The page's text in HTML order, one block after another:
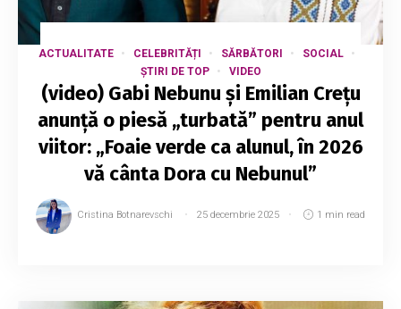
ACTUALITATE CELEBRITĂȚI SĂRBĂTORI
SOCIAL
ȘTIRI DE TOP
VIDEO
(video) Gabi Nebunu și Emilian Crețu
anunță o piesă „turbată” pentru anul
viitor: „Foaie verde ca alunul, în 2026
vă cânta Dora cu Nebunul”
Cristina Botnarevschi 25 decembrie 2025 1 min read